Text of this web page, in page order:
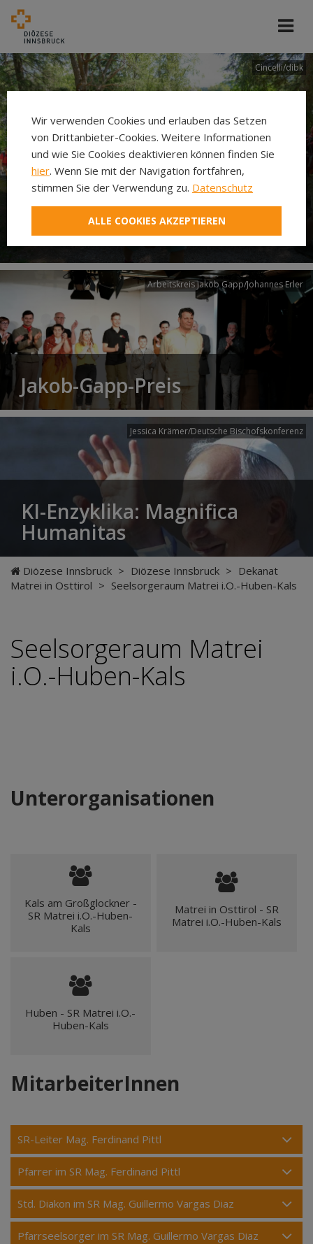
Cincelli/dibk
Neuer Pilgerweg Via
Laudato si’
Arbeitskreis Jakob Gapp/Johannes Erler
Jakob-Gapp-Preis
Jessica Krämer/Deutsche Bischofskonferenz
KI-Enzyklika: Magnifica
Humanitas
Diözese Innsbruck > Diözese Innsbruck > Dekanat
Matrei in Osttirol > Seelsorgeraum Matrei i.O.-Huben-Kals
Seelsorgeraum Matrei
i.O.-Huben-Kals
Unterorganisationen
Kals am Großglockner -
SR Matrei i.O.-Huben-
Kals
Matrei in Osttirol - SR
Matrei i.O.-Huben-Kals
Huben - SR Matrei i.O.-
Huben-Kals
MitarbeiterInnen
SR-Leiter Mag. Ferdinand Pittl
Pfarrer im SR Mag. Ferdinand Pittl
Std. Diakon im SR Mag. Guillermo Vargas Diaz
Pfarrseelsorger im SR Mag. Guillermo Vargas Diaz
Wir verwenden Cookies und erlauben das Setzen
von Drittanbieter-Cookies. Weitere Informationen
und wie Sie Cookies deaktivieren können finden Sie
hier. Wenn Sie mit der Navigation fortfahren,
stimmen Sie der Verwendung zu. Datenschutz
ALLE COOKIES AKZEPTIEREN